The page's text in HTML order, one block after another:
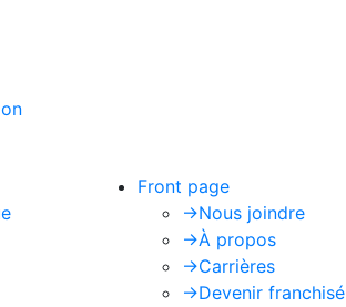
Front page
->Nous joindre
->À propos
->Carrières
->Devenir franchisé